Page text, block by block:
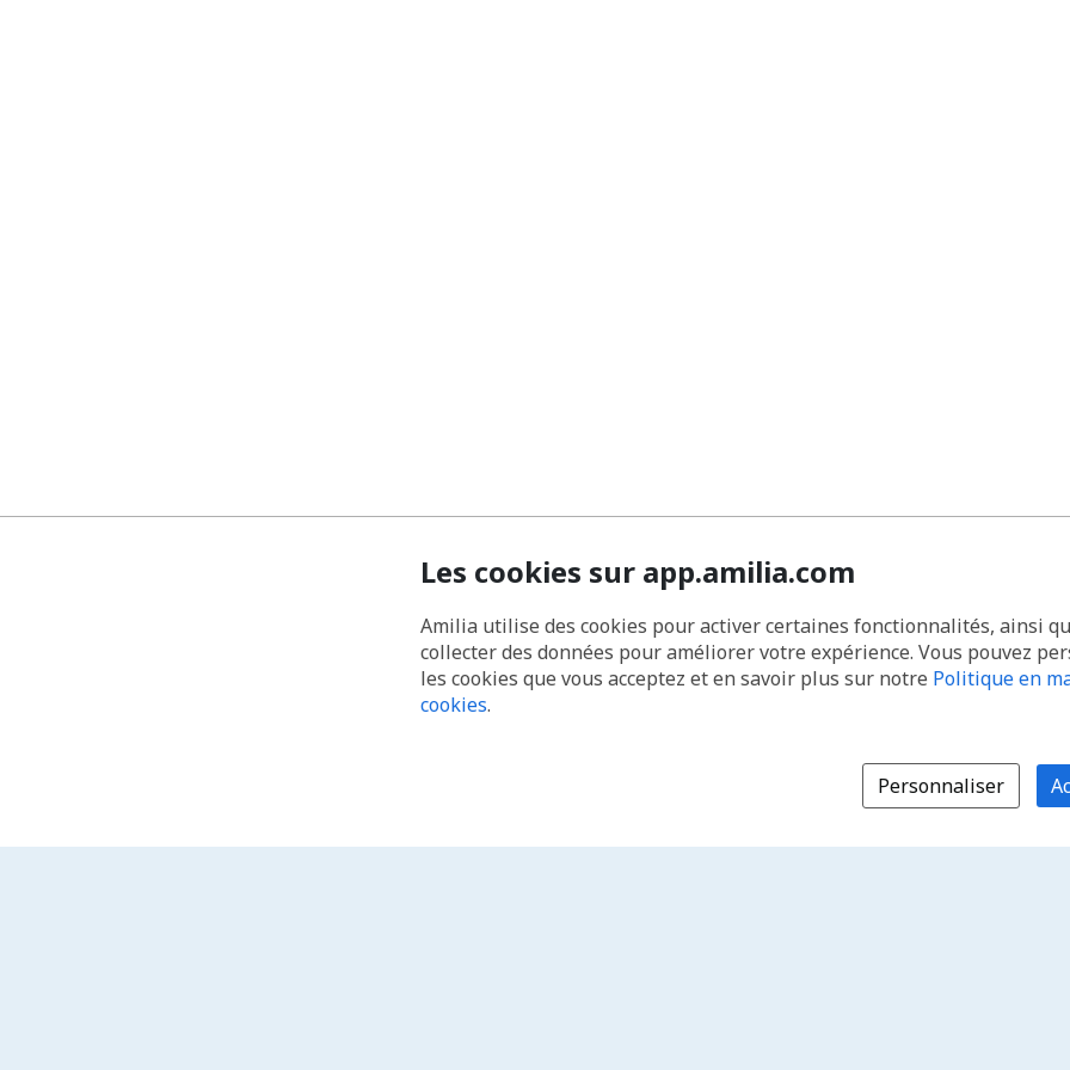
Les cookies sur app.amilia.com
Amilia utilise des cookies pour activer certaines fonctionnalités, ainsi
collecter des données pour améliorer votre expérience. Vous pouvez
les cookies que vous acceptez et en savoir plus sur notre Politique en
cookies.
Personnaliser